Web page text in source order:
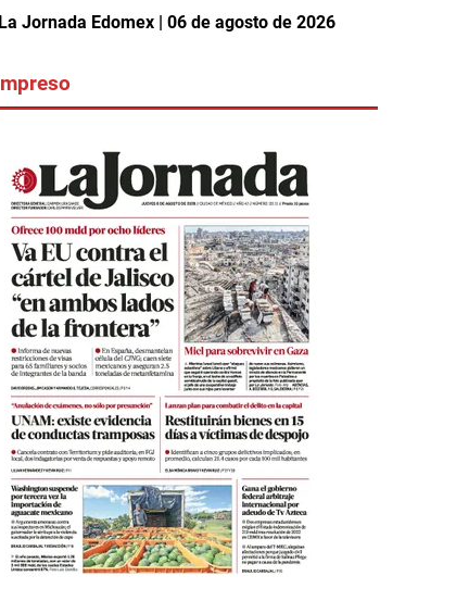
La Jornada Edomex | 06 de agosto de 2026
Impreso